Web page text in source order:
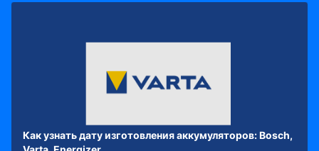
Как узнать дату изготовления аккумуляторов: Bosch,